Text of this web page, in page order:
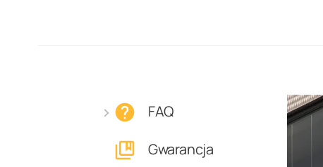
FAQ
Przeszklenia tarasowe
Gwarancja